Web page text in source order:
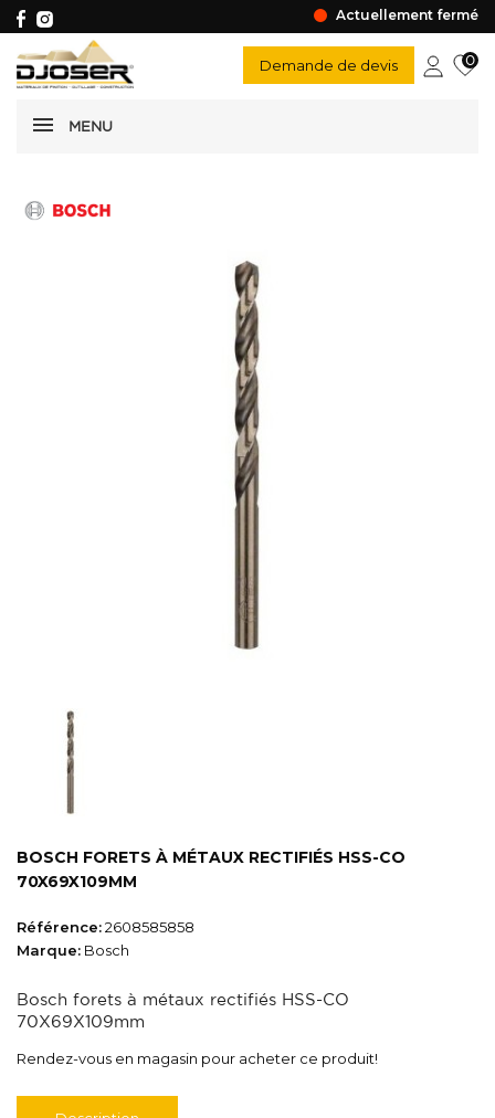
Actuellement fermé
MENU
Demande de devis 0
BOSCH FORETS À MÉTAUX RECTIFIÉS HSS-CO
70X69X109MM
Référence:2608585858
Marque: Bosch
Bosch forets à métaux rectifiés HSS-CO
70X69X109mm
Rendez-vous en magasin pour acheter ce produit!